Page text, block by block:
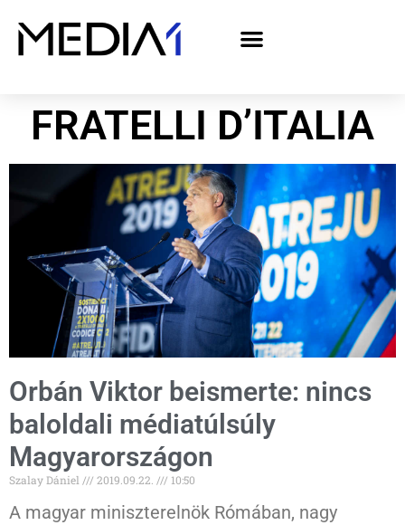
FRATELLI D’ITALIA
Orbán Viktor beismerte: nincs
baloldali médiatúlsúly
Magyarországon
Szalay Dániel 2019.09.22. 10:50
A magyar miniszterelnök Rómában, nagy